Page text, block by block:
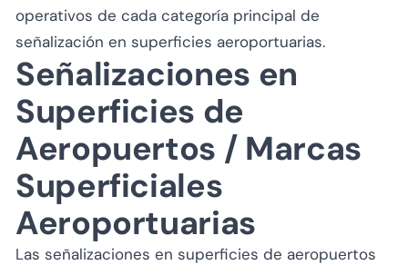
operativos de cada categoría principal de
señalización en superficies aeroportuarias.
Señalizaciones en
Superficies de
Aeropuertos / Marcas
Superficiales
Aeroportuarias
Las señalizaciones en superficies de aeropuertos